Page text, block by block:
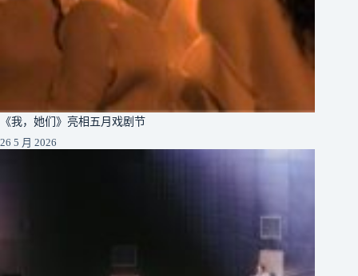
《我，她们》亮相五月戏剧节
26 5 月 2026